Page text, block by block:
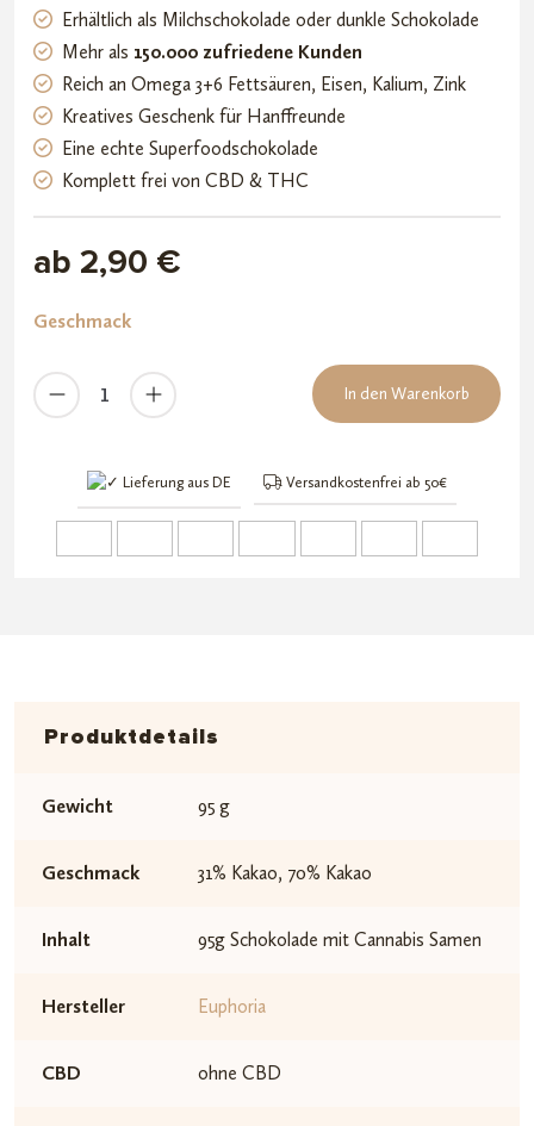
basiere
nd auf
Kundenb
ewertu
ngen
Erhältlich als Milchschokolade oder dunkle Schokolade
Mehr als 150.000 zufriedene Kunden
Reich an Omega 3+6 Fettsäuren, Eisen, Kalium, Zink
Kreatives Geschenk für Hanffreunde
Eine echte Superfoodschokolade
Komplett frei von CBD & THC
ab 2,90 €
Geschmack
Euphoria
Schokolade
Juana
Menge
In den Warenkorb
Lieferung aus DE Versandkostenfrei ab 50€
Produktdetails
Gewicht 95 g
Geschmack 31% Kakao, 70% Kakao
Inhalt 95g Schokolade mit Cannabis Samen
Hersteller Euphoria
CBD ohne CBD